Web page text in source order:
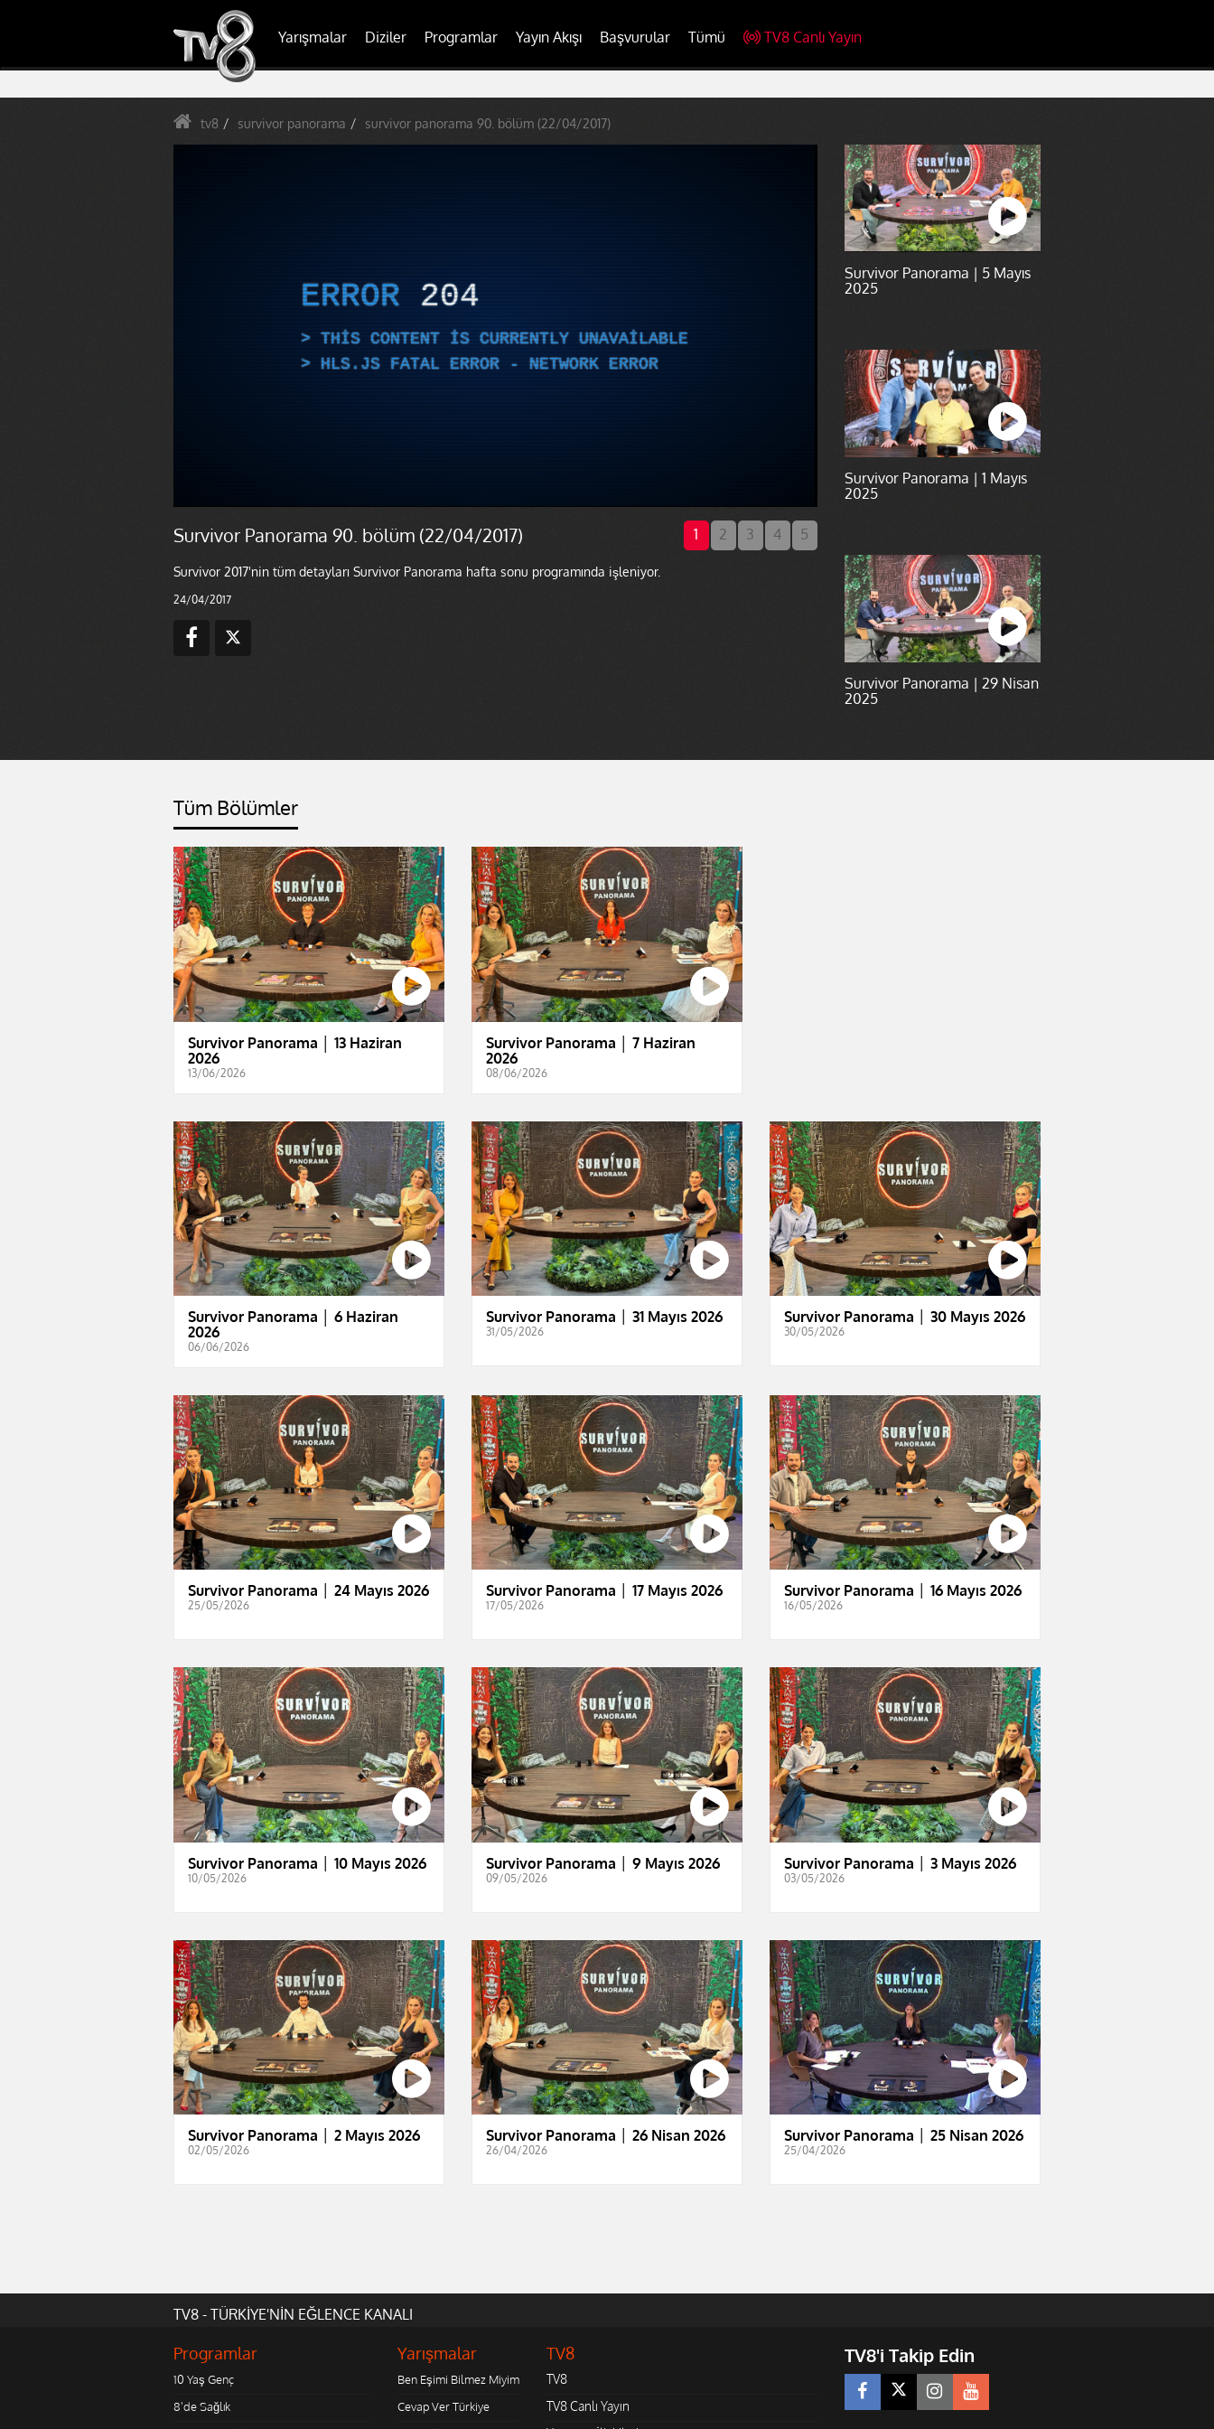
Yarışmalar Diziler Programlar Yayın Akışı Başvurular Tümü TV8 Canlı Yayın
tv8 survivor panorama survivor panorama 90. bölüm (22/04/2017)
ERROR 204
THIS CONTENT IS CURRENTLY UNAVAILABLE
HLS.JS FATAL ERROR - NETWORK ERROR
Survivor Panorama 90. bölüm (22/04/2017) 1 2 3 4 5
Survivor 2017'nin tüm detayları Survivor Panorama hafta sonu programında işleniyor.
24/04/2017
Survivor Panorama | 5 Mayıs
2025
Survivor Panorama | 1 Mayıs
2025
Survivor Panorama | 29 Nisan
2025
Tüm Bölümler
Survivor Panorama │ 13 Haziran
2026
13/06/2026
Survivor Panorama │ 7 Haziran
2026
08/06/2026
Survivor Panorama │ 6 Haziran
2026
06/06/2026
Survivor Panorama │ 31 Mayıs 2026
31/05/2026
Survivor Panorama │ 30 Mayıs 2026
30/05/2026
Survivor Panorama │ 24 Mayıs 2026
25/05/2026
Survivor Panorama │ 17 Mayıs 2026
17/05/2026
Survivor Panorama │ 16 Mayıs 2026
16/05/2026
Survivor Panorama │ 10 Mayıs 2026
10/05/2026
Survivor Panorama │ 9 Mayıs 2026
09/05/2026
Survivor Panorama │ 3 Mayıs 2026
03/05/2026
Survivor Panorama │ 2 Mayıs 2026
02/05/2026
Survivor Panorama │ 26 Nisan 2026
26/04/2026
Survivor Panorama │ 25 Nisan 2026
25/04/2026
TV8 - TÜRKİYE'NİN EĞLENCE KANALI
Programlar
10 Yaş Genç
8'de Sağlık
Yarışmalar
Ben Eşimi Bilmez Miyim
Cevap Ver Türkiye
TV8
TV8
TV8 Canlı Yayın
TV8'i Takip Edin